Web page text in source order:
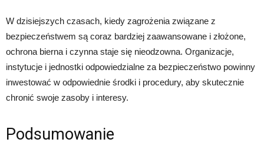
W dzisiejszych czasach, kiedy zagrożenia związane z
bezpieczeństwem są coraz bardziej zaawansowane i złożone,
ochrona bierna i czynna staje się nieodzowna. Organizacje,
instytucje i jednostki odpowiedzialne za bezpieczeństwo powinny
inwestować w odpowiednie środki i procedury, aby skutecznie
chronić swoje zasoby i interesy.
Podsumowanie